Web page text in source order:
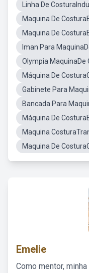
Linha De
Maquina De
Maquina De
Iman Para
Olympia MaquinaDe
Máquina De
Gabinete Para
Bancada Para
Máquina De
Maquina
Maquina De
Emelie
Como mentor,